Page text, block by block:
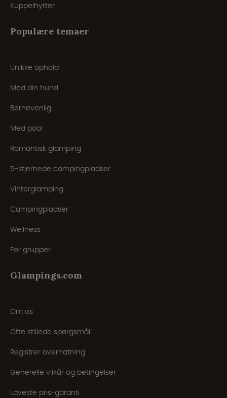
Kuppelhytter
Populære temaer
Unikke ophold
Med din hund
Børnevenlig
Med pool
Romantisk glamping
5-stjernede campingpladser
Vinterglamping
Campingpladser
Wellness
For grupper
Glampings.com
Om os
Ofte stillede spørgsmål
Registrer overnatning
Generelle vilkår og betingelser
Laveste pris-garanti